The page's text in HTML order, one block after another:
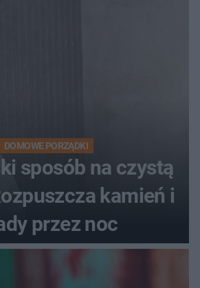
DOMOWE PORZĄDKI
sposób na czystą
kamień i
przez noc